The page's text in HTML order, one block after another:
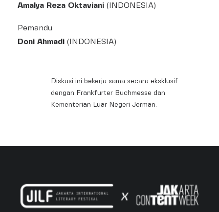
Amalya Reza Oktaviani (INDONESIA)
Pemandu
Doni Ahmadi (INDONESIA)
Diskusi ini bekerja sama secara eksklusif
dengan Frankfurter Buchmesse dan
Kementerian Luar Negeri Jerman.